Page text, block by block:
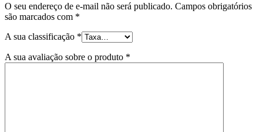
O seu endereço de e-mail não será publicado. Campos obrigatórios
são marcados com *
A sua classificação *
A sua avaliação sobre o produto *